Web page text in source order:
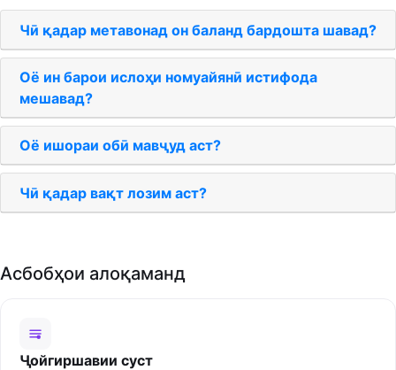
Чӣ қадар метавонад он баланд бардошта шавад?
Оё ин барои ислоҳи номуайянӣ истифода
мешавад?
Оё ишораи обӣ мавҷуд аст?
Чӣ қадар вақт лозим аст?
Асбобҳои алоқаманд
Ҷойгиршавии суст